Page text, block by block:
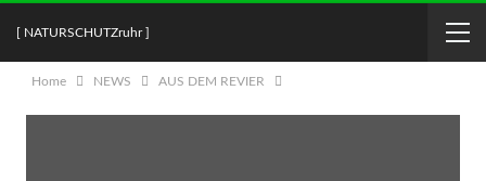
[ NATURSCHUTZruhr ]
Home NEWS AUS DEM REVIER